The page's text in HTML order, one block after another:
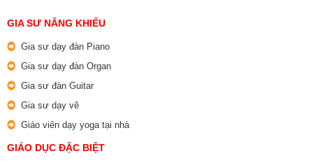
GIA SƯ NĂNG KHIẾU
Gia sư dạy đàn Piano
Gia sư dạy đàn Organ
Gia sư đàn Guitar
Gia sư dạy vẽ
Giáo viên dạy yoga tại nhà
GIÁO DỤC ĐẶC BIỆT